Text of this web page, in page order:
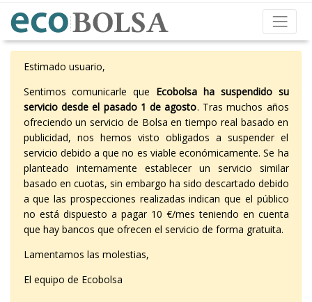
Estimado usuario,
Sentimos comunicarle que Ecobolsa ha suspendido su
servicio desde el pasado 1 de agosto. Tras muchos años
ofreciendo un servicio de Bolsa en tiempo real basado en
publicidad, nos hemos visto obligados a suspender el
servicio debido a que no es viable económicamente. Se ha
planteado internamente establecer un servicio similar
basado en cuotas, sin embargo ha sido descartado debido
a que las prospecciones realizadas indican que el público
no está dispuesto a pagar 10 €/mes teniendo en cuenta
que hay bancos que ofrecen el servicio de forma gratuita.
Lamentamos las molestias,
El equipo de Ecobolsa